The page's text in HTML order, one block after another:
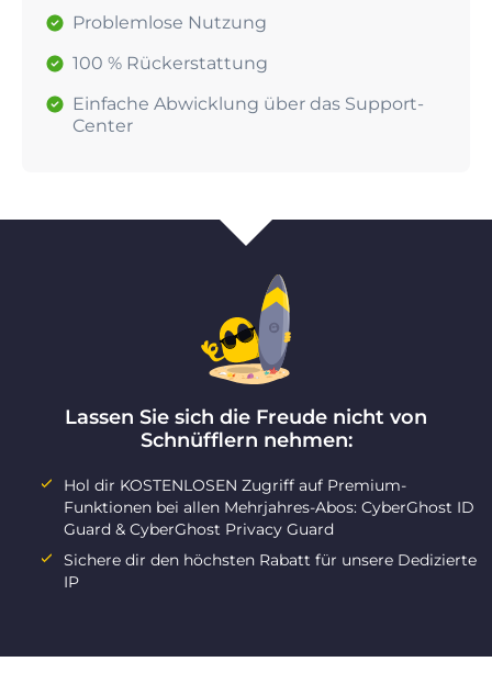
Problemlose Nutzung
100 % Rückerstattung
Einfache Abwicklung über das Support-
Center
Lassen Sie sich die Freude nicht von
Schnüfflern nehmen:
Hol dir KOSTENLOSEN Zugriff auf Premium-
Funktionen bei allen Mehrjahres-Abos: CyberGhost ID
Guard & CyberGhost Privacy Guard
Sichere dir den höchsten Rabatt für unsere Dedizierte
IP